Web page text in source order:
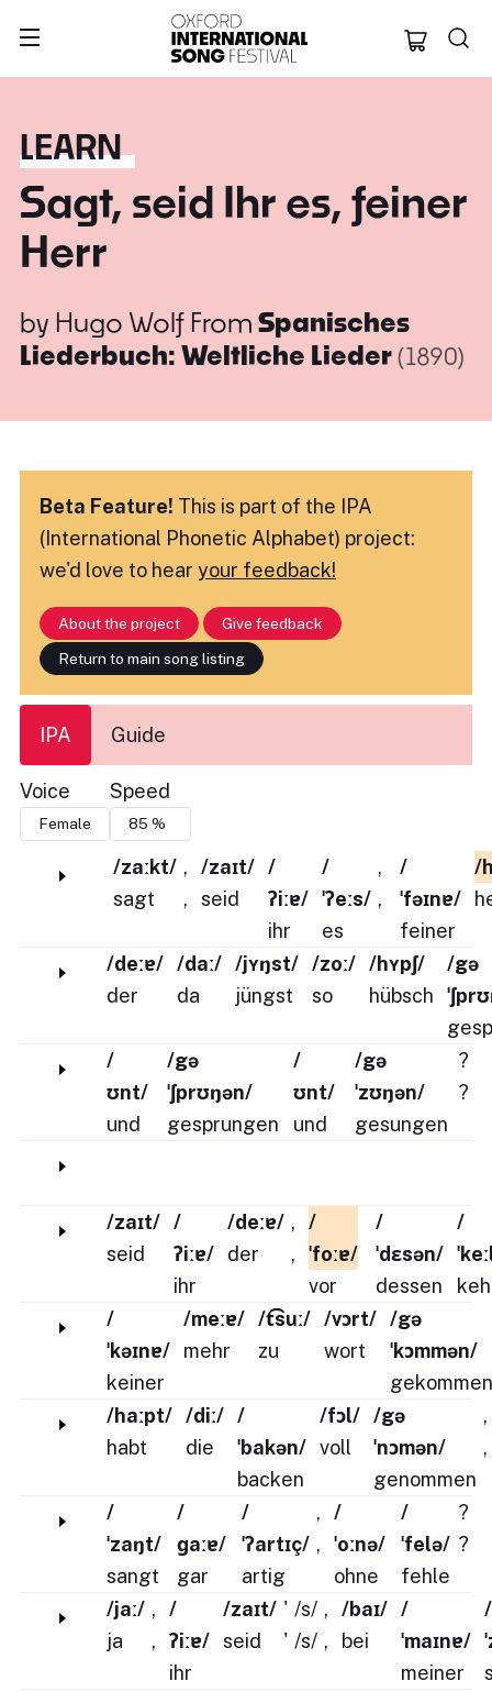
Oxford
LEARN
Sagt, seid Ihr es, feiner
Herr
by Hugo Wolf From Spanisches
Liederbuch: Weltliche Lieder(1890)
Beta Feature! This is part of the IPA
(International Phonetic Alphabet) project:
we'd love to hear your feedback!
About the project
Give feedback
Return to main song listing
IPA Guide
Voice Speed
/zaːkt/
sagt
,
,
/zaɪt/
seid
/
ʔiːɐ/
ihr
/
ˈʔeːs/
es
,
,
/
ˈfəɪnɐ/
feiner
/
/deːɐ/
der
/daː/
da
/jʏŋst/
jüngst
/zoː/
so
/hʏpʃ/
hübsch
/gə
/
ʊnt/
und
/gə
ˈʃprʊŋən/
gesprungen
/
ʊnt/
und
/gə
ˈzʊŋən/
gesungen
?
?
/zaɪt/
seid
/
ʔiːɐ/
ihr
/deːɐ/
der
,
,
/
ˈfoːɐ/
vor
/
ˈdɛsən/
dessen
/
/
ˈkəɪnɐ/
keiner
/meːɐ/
mehr
/t͡suː/
zu
/vɔrt/
wort
/gə
ˈkɔmmən/
gekommen
/haːpt/
habt
/diː/
die
/
ˈbakən/
backen
/fɔl/
voll
/gə
ˈnɔmən/
genommen
,
,
/
ˈzaŋt/
sangt
/
ɡaːɐ/
gar
/
ˈʔartɪç/
artig
,
,
/
ˈoːnə/
ohne
/
ˈfelə/
fehle
?
?
/jaː/
ja
,
,
/
ʔiːɐ/
ihr
/zaɪt/
seid
'
'
/s/
/s/
,
,
/baɪ/
bei
/
ˈmaɪnɐ/
meiner
/